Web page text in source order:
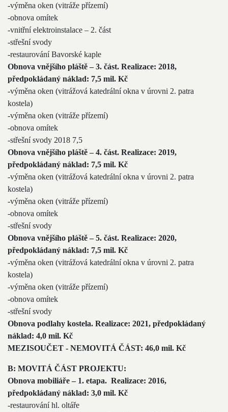
-výměna oken (vitráže přízemí)
-obnova omítek
-vnitřní elektroinstalace – 2. část
-střešní svody
-restaurování Bavorské kaple
Obnova vnějšího pláště – 3. část. Realizace: 2018,
předpokládaný náklad: 7,5 mil. Kč
-výměna oken (vitrážová katedrální okna v úrovni 2. patra
kostela)
-výměna oken (vitráže přízemí)
-obnova omítek
-střešní svody 2018 7,5
Obnova vnějšího pláště – 4. část. Realizace: 2019,
předpokládaný náklad: 7,5 mil. Kč
-výměna oken (vitrážová katedrální okna v úrovni 2. patra
kostela)
-výměna oken (vitráže přízemí)
-obnova omítek
-střešní svody
Obnova vnějšího pláště – 5. část. Realizace: 2020,
předpokládaný náklad: 7,5 mil. Kč
-výměna oken (vitrážová katedrální okna v úrovni 2. patra
kostela)
-výměna oken (vitráže přízemí)
-obnova omítek
-střešní svody
Obnova podlahy kostela. Realizace: 2021, předpokládaný
náklad: 4,0 mil. Kč
MEZISOUČET - NEMOVITÁ ČÁST: 46,0 mil. Kč
B: MOVITÁ ČÁST PROJEKTU:
Obnova mobiliáře – 1. etapa. Realizace: 2016,
předpokládaný náklad: 3,0 mil. Kč
-restaurování hl. oltáře